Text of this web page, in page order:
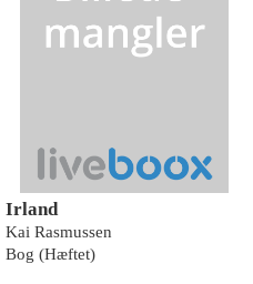
Irland
Kai Rasmussen
Bog (Hæftet)